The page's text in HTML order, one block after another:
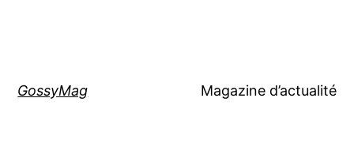
GossyMag Magazine d’actualité